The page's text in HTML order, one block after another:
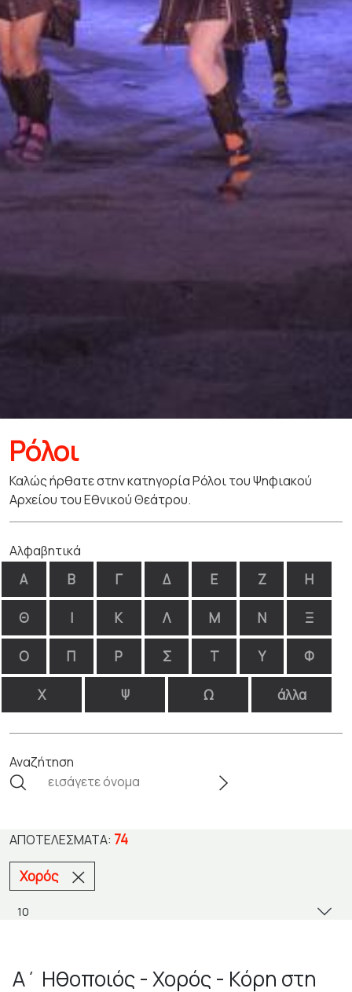
Ρόλοι
Καλώς ήρθατε στην κατηγορία Ρόλοι του Ψηφιακού
Αρχείου του Εθνικού Θεάτρου.
Αλφαβητικά
Α Β Γ Δ Ε Ζ Η
Θ Ι Κ Λ Μ Ν Ξ
Ο Π Ρ Σ Τ Υ Φ
Χ Ψ Ω άλλα
Αναζήτηση
ΑΠΟΤΕΛΈΣΜΑΤΑ: 74
Χορός
Α΄ Ηθοποιός - Χορός - Κόρη στη